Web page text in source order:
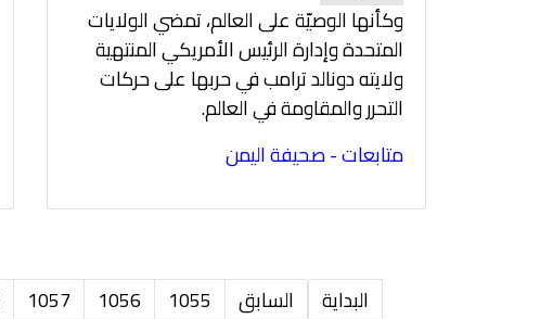
وكأنها الوصيّة على العالم، تمضي الولايات
المتحدة وإدارة الرئيس الأمريكي المنتهية
ولايته دونالد ترامب في حربها على حركات
التحرر والمقاومة في العالم.
متابعات - صحيفة اليمن
البداية السابق 1055
1056
1057